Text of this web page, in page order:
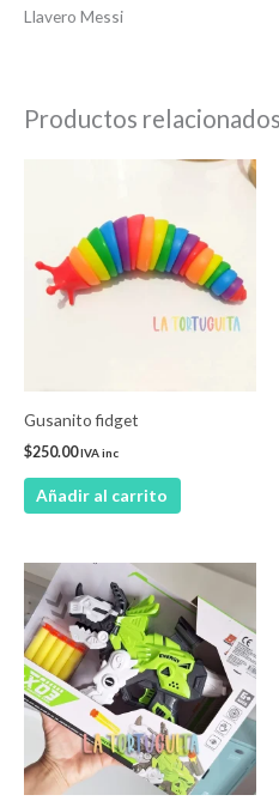
Llavero Messi
Productos relacionados
Gusanito fidget
$250.00IVA inc
Añadir al carrito